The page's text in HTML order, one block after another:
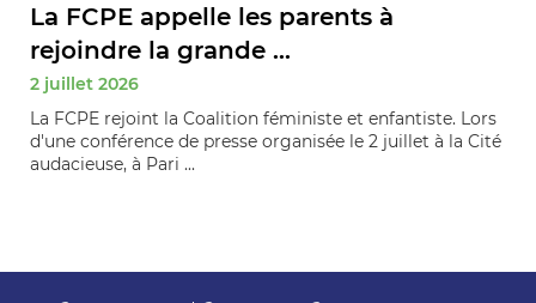
La FCPE appelle les parents à
rejoindre la grande ...
2 juillet 2026
La FCPE rejoint la Coalition féministe et enfantiste. Lors
d'une conférence de presse organisée le 2 juillet à la Cité
audacieuse, à Pari ...